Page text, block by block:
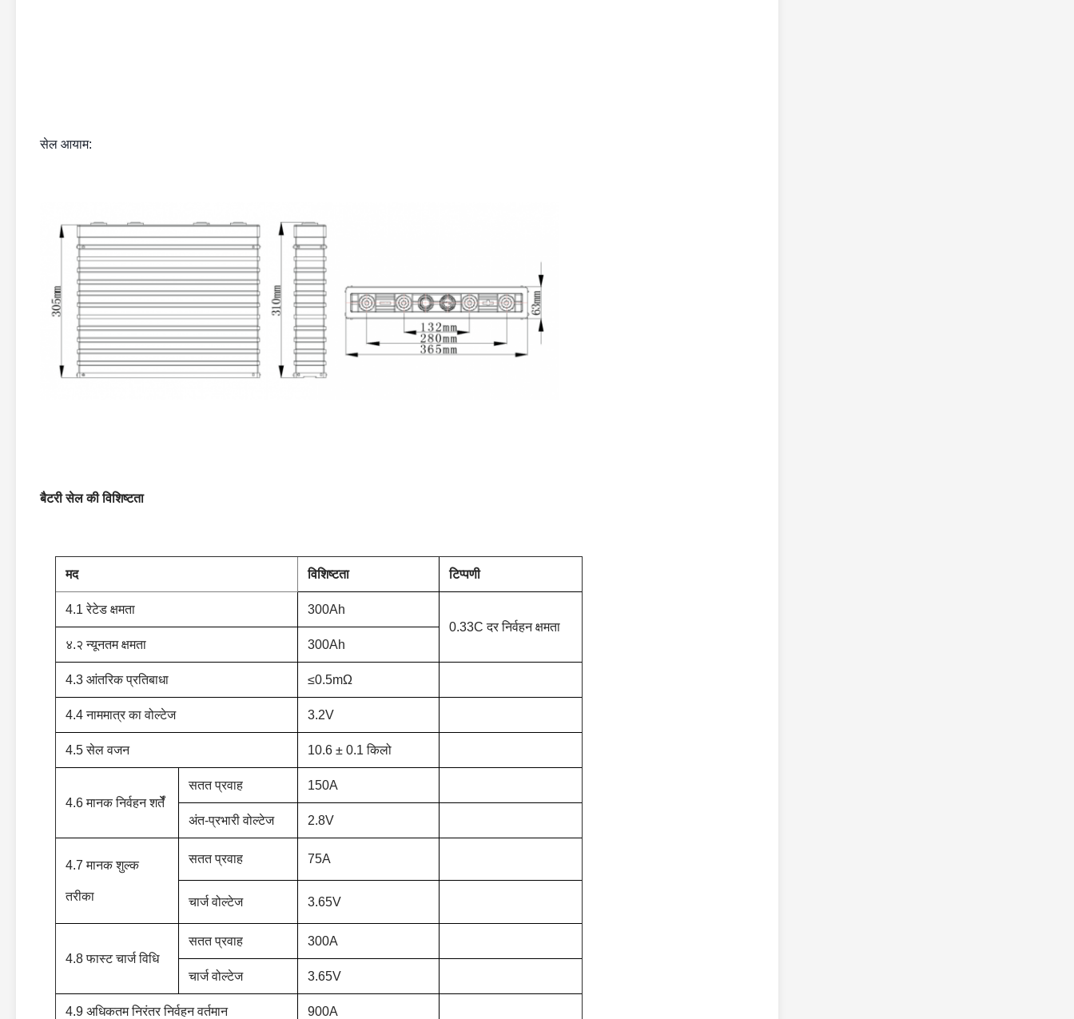
सेल आयाम:
बैटरी सेल की विशिष्टता
मद विशिष्टता टिप्पणी
4.1 रेटेड क्षमता
300Ah
0.33C दर निर्वहन क्षमता
४.२ न्यूनतम क्षमता
300Ah
4.3 आंतरिक प्रतिबाधा ≤0.5mΩ
4.4 नाममात्र का वोल्टेज 3.2V
4.5 सेल वजन 10.6 ± 0.1 किलो
4.6 मानक निर्वहनशर्तेँ
सतत प्रवाह 150A
अंत-प्रभारी वोल्टेज 2.8V
4.7 मानक शुल्क
तरीका
सतत प्रवाह 75A
चार्ज वोल्टेज 3.65V
4.8 फास्ट चार्ज विधि
सतत प्रवाह 300A
चार्ज वोल्टेज 3.65V
4.9 अधिकतम निरंतर निर्वहन वर्तमान 900A